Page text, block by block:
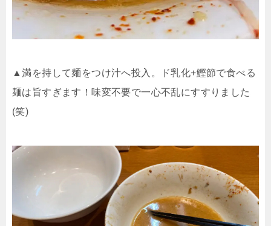
▲満を持して麺をつけ汁へ投入。ド乳化+鰹節で食べる
麺は旨すぎます！味変不要で一心不乱にすすりました
(笑)